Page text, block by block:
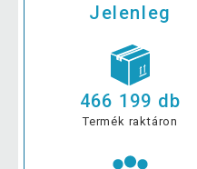
Jelenleg
466 199 db
Termék raktáron